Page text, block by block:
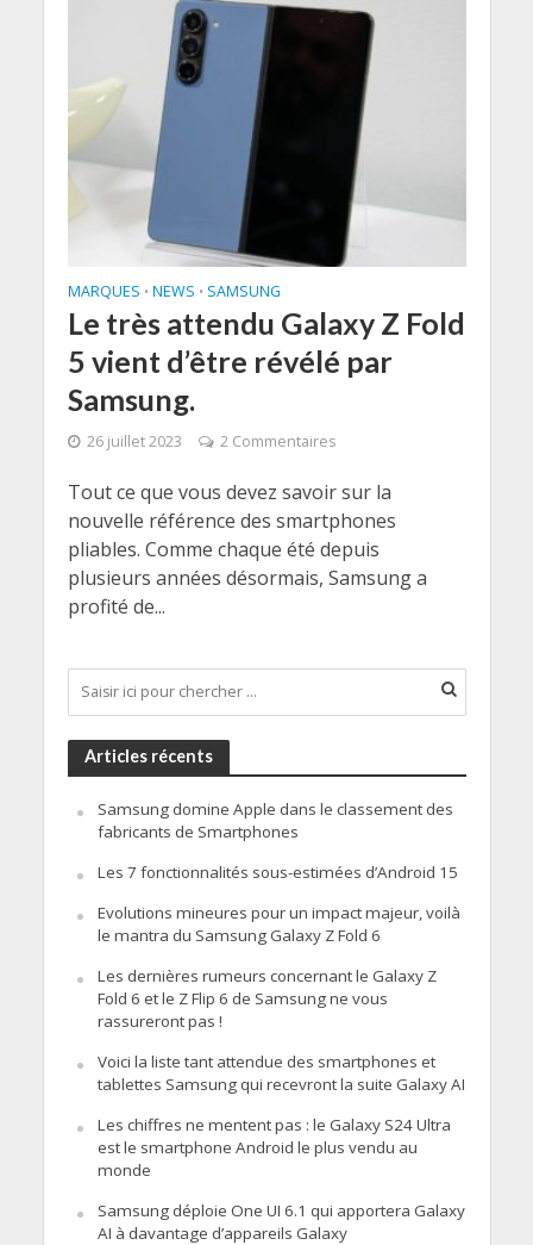
MARQUES • NEWS • SAMSUNG
Le très attendu Galaxy Z Fold
5 vient d’être révélé par
Samsung.
26 juillet 2023 2 Commentaires
Tout ce que vous devez savoir sur la
nouvelle référence des smartphones
pliables. Comme chaque été depuis
plusieurs années désormais, Samsung a
profité de...
Articles récents
Samsung domine Apple dans le classement des
fabricants de Smartphones
Les 7 fonctionnalités sous-estimées d’Android 15
Evolutions mineures pour un impact majeur, voilà
le mantra du Samsung Galaxy Z Fold 6
Les dernières rumeurs concernant le Galaxy Z
Fold 6 et le Z Flip 6 de Samsung ne vous
rassureront pas !
Voici la liste tant attendue des smartphones et
tablettes Samsung qui recevront la suite Galaxy AI
Les chiffres ne mentent pas : le Galaxy S24 Ultra
est le smartphone Android le plus vendu au
monde
Samsung déploie One UI 6.1 qui apportera Galaxy
AI à davantage d’appareils Galaxy